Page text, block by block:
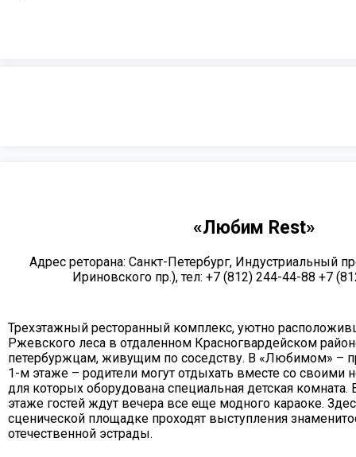
«Любим Rest»
Адрес реторана: Санкт-Петербург, Индустриальный
Ириновского пр.), тел: +7 (812) 244-44-88 +7
Трехэтажный ресторанный комплекс, уютно
Ржевского леса в отдаленном Красногвардейском
петербуржцам, живущим по соседству. В «Любимом» –
1-м этаже – родители могут отдыхать вместе со
для которых оборудована специальная детская
этаже гостей ждут вечера все еще модного караоке.
сценической площадке проходят выступления
отечественной эстрады.